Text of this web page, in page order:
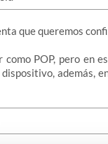
que queremos
como POP, pero en
además,